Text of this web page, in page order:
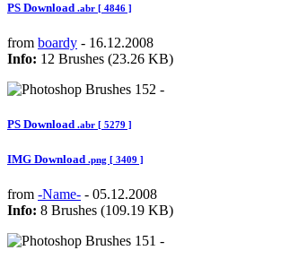
PS Download .abr [ 4846 ]
from boardy - 16.12.2008
Info: 12 Brushes (23.26 KB)
PS Download .abr [ 5279 ]
IMG Download .png [ 3409 ]
from -Name- - 05.12.2008
Info: 8 Brushes (109.19 KB)